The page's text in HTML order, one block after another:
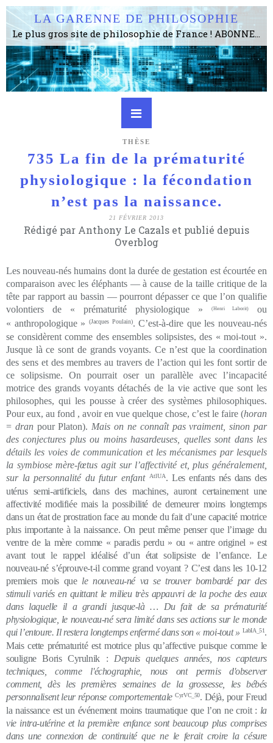
LA GARENNE DE PHILOSOPHIE
Le plus gros site de philosophie de France ! ABONNEZ-VOUS ! 4115 Articles, 1634 abonné·e·s, depuis 2006 . . . . . . . . 2 852 214 pages vues jusqu'à présent. Prestance et être apte à un plus grand nombre de choses.
THÈSE
735 La fin de la prématurité
physiologique : la fécondation
n’est pas la naissance.
21 FÉVRIER 2013
Rédigé par Anthony Le Cazals et publié depuis
Overblog
Les nouveau-nés humains dont la durée de gestation est écourtée en
comparaison avec les éléphants — à cause de la taille critique de la
tête par rapport au bassin — pourront dépasser ce que l’on qualifie
volontiers de « prématurité physiologique »
(Henri Laborit)
ou
« anthropologique »
(Jacques Poulain). C’est-à-dire que les nouveau-nés
se considèrent comme des ensembles solipsistes, des « moi-tout ».
Jusque là ce sont de grands voyants. Ce n’est que la coordination
des sens et des membres au travers de l’action qui les font sortir de
ce solipsisme. On pourrait oser un parallèle avec l’incapacité
motrice des grands voyants détachés de la vie active que sont les
philosophes, qui les pousse à créer des systèmes philosophiques.
Pour eux, au fond , avoir en vue quelque chose, c’est le faire (horan
= dranpour Platon). Mais on ne connaît pas vraiment, sinon par
des conjectures plus ou moins hasardeuses, quelles sont dans les
détails les voies de communication et les mécanismes par lesquels
la symbiose mère-fœtus agit sur l’affectivité et, plus généralement,
sur la personnalité du futur enfant
AtlUA.Les enfants nés dans des
utérus semi-artificiels, dans des machines, auront certainement une
affectivité modifiée mais la possibilité de demeurer moins longtemps
dans un état de prostration face au monde du fait d’une capacité motrice
plus importante à la naissance. On peut même penser que l’image du
ventre de la mère comme « paradis perdu » ou « antre originel » est
avant tout le rappel idéalisé d’un état solipsiste de l’enfance. Le
nouveau-né s’éprouve-t-il comme grand voyant ? C’est dans les 10-12
premiers mois que le nouveau-né va se trouver bombardé par des
stimuli variés en quittant le milieu très appauvri de la poche des eaux
dans laquelle il a grandi jusque-là … Du fait de sa prématurité
physiologique, le nouveau-né sera limité dans ses actions sur le monde
qui l’entoure. Il restera longtemps enfermé dans son « moi-tout » LabIA_51.
Mais cette prématurité est motrice plus qu’affective puisque comme le
souligne Boris Cyrulnik :
Depuis quelques années, nos capteurs
techniques, comme l'échographie, nous ont permis d'observer
comment, dès les premières semaines de la grossesse, les bébés
personnalisent leur réponse comportementale CyrVC_50. Déjà, pour Freud
la naissance est un événement moins traumatique que l’on ne croit : la
vie intra-utérine et la première enfance sont beaucoup plus comprises
dans une connexion de continuité que ne le ferait croire la césure